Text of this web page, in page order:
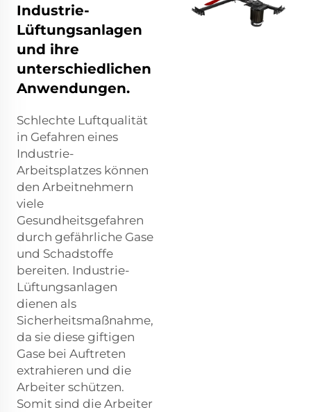
Industrie-
Lüftungsanlagen
und ihre
unterschiedlichen
Anwendungen.
Schlechte Luftqualität
in Gefahren eines
Industrie-
Arbeitsplatzes können
den Arbeitnehmern
viele
Gesundheitsgefahren
durch gefährliche Gase
und Schadstoffe
bereiten. Industrie-
Lüftungsanlagen
dienen als
Sicherheitsmaßnahme,
da sie diese giftigen
Gase bei Auftreten
extrahieren und die
Arbeiter schützen.
Somit sind die Arbeiter